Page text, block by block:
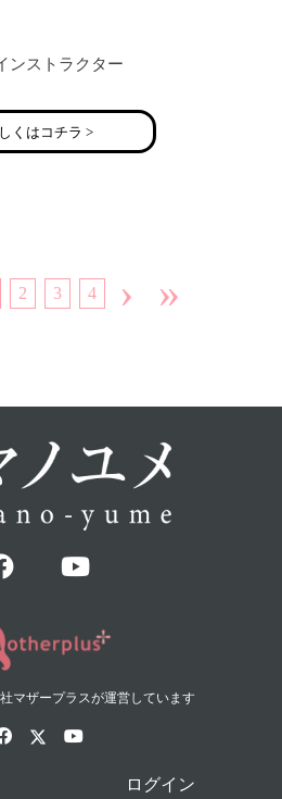
ンストラクター
で活動さしています。
くはコチラ >
2 3 4 › »
マザープラスが運営しています
ログイン